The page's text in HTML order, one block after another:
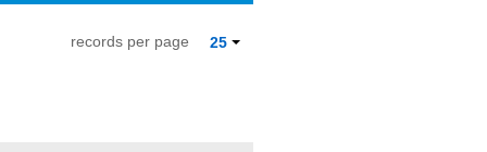
25
records per page